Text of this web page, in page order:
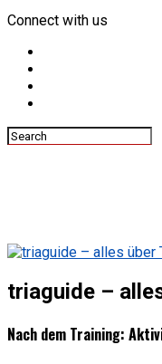
Connect with us
triaguide –
Nach dem Training: